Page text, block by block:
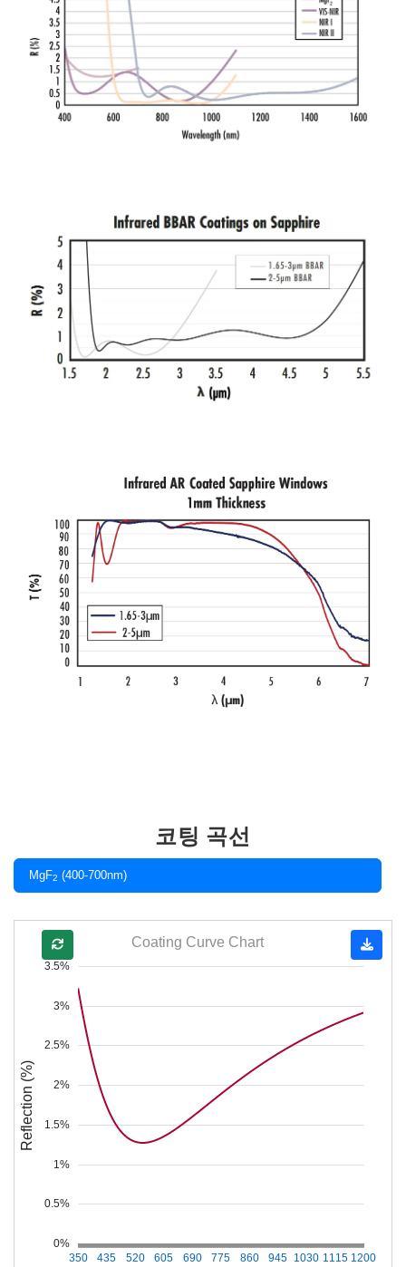
코팅 곡선
MgF2 (400-700nm)
350 435 520 605 690 775 860 945 1030 1115 1200
0%
0.5%
1%
1.5%
2%
2.5%
3%
3.5%
Reflection (%)
Coating Curve Chart